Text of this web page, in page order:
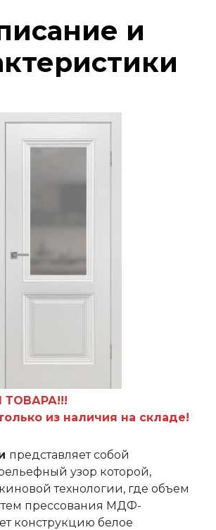
и
из наличия на складе!
представляет собой
узор которой,
технологии, где объем
прессования МДФ-
конструкцию белое